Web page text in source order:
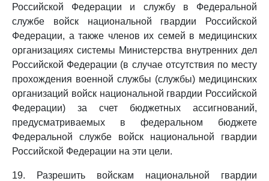
Российской Федерации и службу в Федеральной
службе войск национальной гвардии Российской
Федерации, а также членов их семей в медицинских
организациях системы Министерства внутренних дел
Российской Федерации (в случае отсутствия по месту
прохождения военной службы (службы) медицинских
организаций войск национальной гвардии Российской
Федерации) за счет бюджетных ассигнований,
предусматриваемых в федеральном бюджете
Федеральной службе войск национальной гвардии
Российской Федерации на эти цели.
19. Разрешить войскам национальной гвардии